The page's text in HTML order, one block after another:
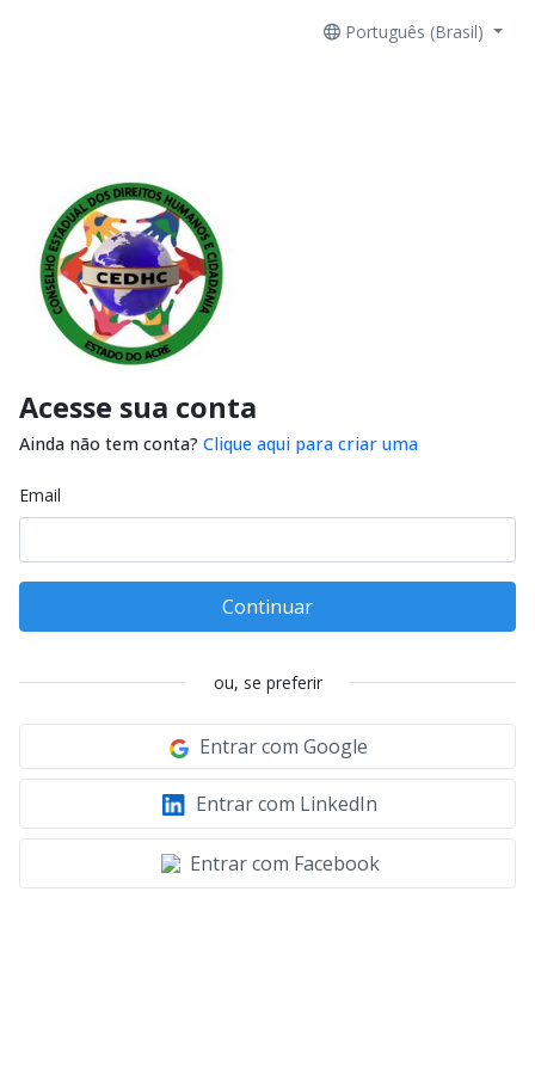
Português (Brasil)
Acesse sua conta
Ainda não tem conta? Clique aqui para criar uma
Email
Continuar
ou, se preferir
Entrar com Google
Entrar com LinkedIn
Entrar com Facebook